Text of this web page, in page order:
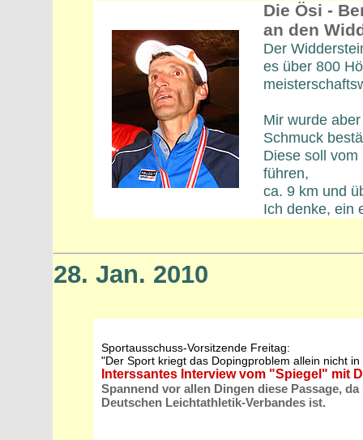
Die Ösi -
an den
Der
es über 800
Mir wurde
Schmuck
Diese soll
führen,
ca. 9 km und
Ich denke, ein
28. Jan. 2010
Sportausschuss-Vorsitzende Freitag:
"Der Sport kriegt das Dopingproblem allein nicht
Interssantes Interview vom "Spiegel" mit
Spannend vor allen Dingen diese Passage,
Deutschen Leichtathletik-Verbandes ist.